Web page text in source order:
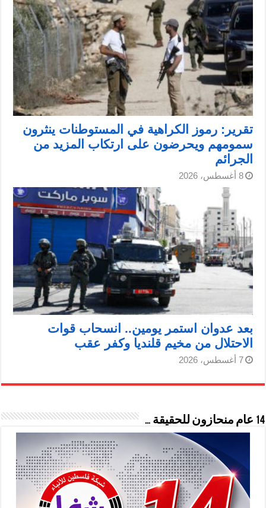
تقرير: رموز الكراهية في المستوطنات ينثرون
سمومهم ويحرضون على ارتكاب المزيد من
الجرائم
8 أغسطس، 2026
بعد عدوان استمر يومين.. انسحاب قوات
الاحتلال من مخيم قلنديا وكفر عقب
7 أغسطس، 2026
14 عام منحازون للحقيقة …